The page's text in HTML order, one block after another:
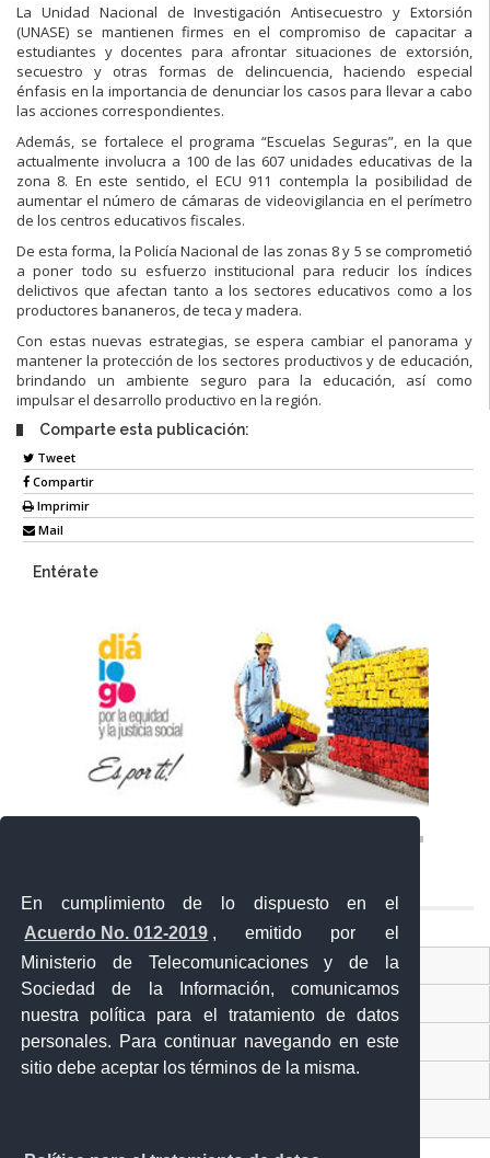
En cumplimiento de lo dispuesto en el
Acuerdo No. 012-2019 , emitido por el
Ministerio de Telecomunicaciones y de la
Sociedad de la Información, comunicamos
nuestra política para el tratamiento de datos
personales. Para continuar navegando en este
sitio debe aceptar los términos de la misma.
La Unidad Nacional de Investigación Antisecuestro y Extorsión
(UNASE) se mantienen firmes en el compromiso de capacitar a
estudiantes y docentes para afrontar situaciones de extorsión,
secuestro y otras formas de delincuencia, haciendo especial
énfasis en la importancia de denunciar los casos para llevar a cabo
las acciones correspondientes.
Además, se fortalece el programa “Escuelas Seguras”, en la que
actualmente involucra a 100 de las 607 unidades educativas de la
zona 8. En este sentido, el ECU 911 contempla la posibilidad de
aumentar el número de cámaras de videovigilancia en el perímetro
de los centros educativos fiscales.
De esta forma, la Policía Nacional de las zonas 8 y 5 se comprometió
a poner todo su esfuerzo institucional para reducir los índices
delictivos que afectan tanto a los sectores educativos como a los
productores bananeros, de teca y madera.
Con estas nuevas estrategias, se espera cambiar el panorama y
mantener la protección de los sectores productivos y de educación,
brindando un ambiente seguro para la educación, así como
impulsar el desarrollo productivo en la región.
Comparte esta publicación:
Tweet
Compartir
Imprimir
Mail
Entérate
Ventanilla Única Virtual
Ventanilla Única de Comercio Exterior
Gobierno Abierto
Visor Ciudadano